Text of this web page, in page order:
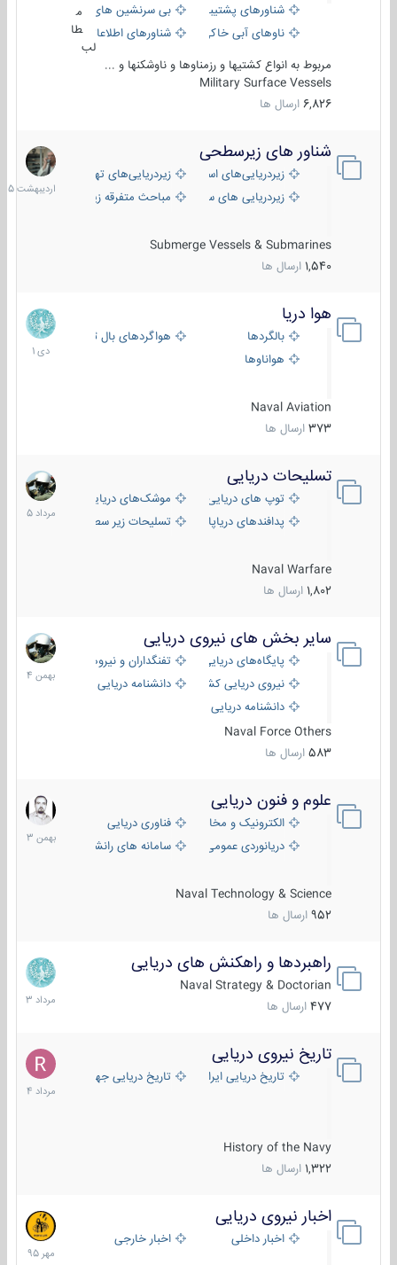
شناورهای پشتیبانی
بی سرنشین های دریایی
ناوهای آبی خاکی و نیروبرشناورهای اطلاعاتی و جاسوسی
طا
لب
مربوط به انواع کشتیها و رزمناوها و ناوشکنها و ...
Military Surface Vessels
6,826 ارسال ها
شناور های زیرسطحی
زیردریایی‌های استراتژیکزیردریایی‌های تهاجمی
زیردریایی های سبک
مباحث متفرقه زیرسطحی
Submerge Vessels & Submarines
1,540 ارسال ها
31
1405
هوا دریا
بالگردها
هواگردهای بال ثابت
هواناوها
Naval Aviation
373 ارسال ها
12
دی
1401
تسلیحات دریایی
توپ های دریایی
موشک‌های دریایی
پدافندهای دریاپایه
تسلیحات زیر سطحی
Naval Warfare
1,802 ارسال ها
2
مرداد
1405
سایر بخش های نیروی دریایی
پایگاه‌های دریایی
تفنگداران و نیروهای ویژه‌ی دریایی
نیروی دریایی کشورهای مختلفدانشنامه دریایی
دانشنامه دریایی کپی
Naval Force Others
583 ارسال ها
22
بهمن
1404
علوم و فنون دریایی
الکترونیک و مخابرات دریاییفناوری دریایی
دریانوردی عمومی
سامانه های رانشی دریایی
Naval Technology & Science
952 ارسال ها
6
بهمن
1403
راهبردها و راهکنش های دریایی
Naval Strategy & Doctorian
477 ارسال ها
2
مرداد
1403
تاریخ نیروی دریایی
تاریخ دریایی ایران تاریخ دریایی جهان
History of the Navy
1,322 ارسال ها
16
مرداد
1404
اخبار نیروی دریایی
اخبار داخلی اخبار خارجی
27
مهر
1395